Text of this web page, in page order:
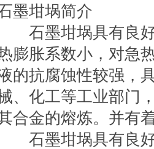
墨坩埚简介
石墨坩埚具有良好
膨胀系数小，对急
的抗腐蚀性较强，
、化工等工业部门
合金的熔炼。并有
石墨坩埚具有良好